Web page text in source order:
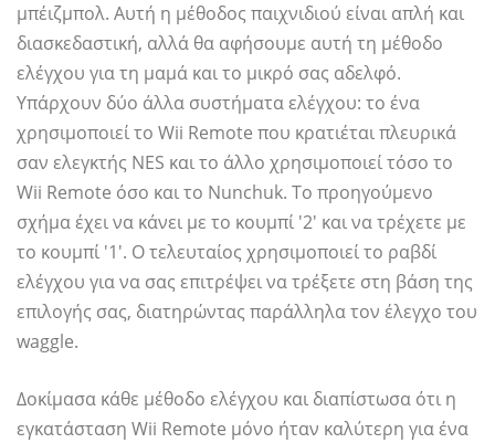
μπέιζμπολ. Αυτή η μέθοδος παιχνιδιού είναι απλή και
διασκεδαστική, αλλά θα αφήσουμε αυτή τη μέθοδο
ελέγχου για τη μαμά και το μικρό σας αδελφό.
Υπάρχουν δύο άλλα συστήματα ελέγχου: το ένα
χρησιμοποιεί το Wii Remote που κρατιέται πλευρικά
σαν ελεγκτής NES και το άλλο χρησιμοποιεί τόσο το
Wii Remote όσο και το Nunchuk. Το προηγούμενο
σχήμα έχει να κάνει με το κουμπί '2' και να τρέχετε με
το κουμπί '1'. Ο τελευταίος χρησιμοποιεί το ραβδί
ελέγχου για να σας επιτρέψει να τρέξετε στη βάση της
επιλογής σας, διατηρώντας παράλληλα τον έλεγχο του
waggle.
Δοκίμασα κάθε μέθοδο ελέγχου και διαπίστωσα ότι η
εγκατάσταση Wii Remote μόνο ήταν καλύτερη για ένα